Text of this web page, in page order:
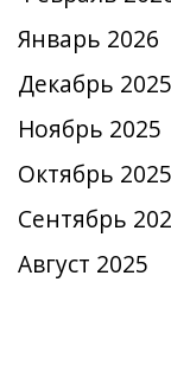
Январь 2026
Декабрь 2025
Ноябрь 2025
Октябрь 2025
Сентябрь
Август 2025